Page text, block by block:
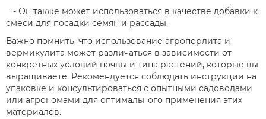
- Он также может использоваться в качестве добавки к
смеси для посадки семян и рассады.
Важно помнить, что использование агроперлита и
вермикулита может различаться в зависимости от
конкретных условий почвы и типа растений, которые вы
выращиваете. Рекомендуется соблюдать инструкции на
упаковке и консультироваться с опытными садоводами
или агрономами для оптимального применения этих
материалов.